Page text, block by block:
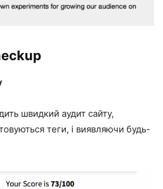
швидкий аудит сайту,
теги, і виявляючи будь-